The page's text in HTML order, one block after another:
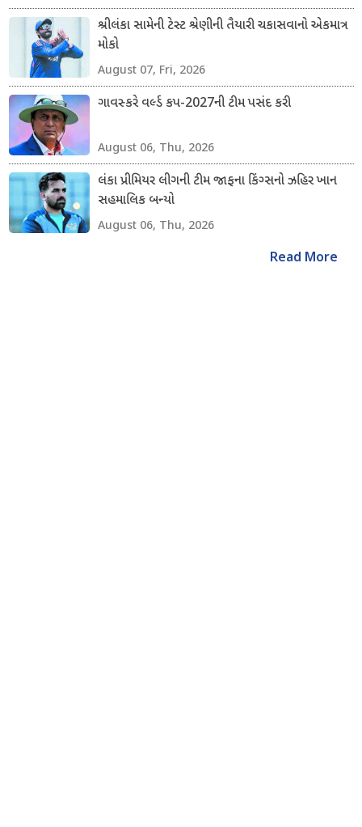
શ્રીલંકા સામેની ટેસ્ટ શ્રેણીની તૈયારી ચકાસવાનો એકમાત્ર
મોકો
August 07, Fri, 2026
ગાવસ્કરે વર્લ્ડ કપ-2027ની ટીમ પસંદ કરી
August 06, Thu, 2026
લંકા પ્રીમિયર લીગની ટીમ જાફના કિંગ્સનો ઝહિર ખાન
સહમાલિક બન્યો
August 06, Thu, 2026
Read More